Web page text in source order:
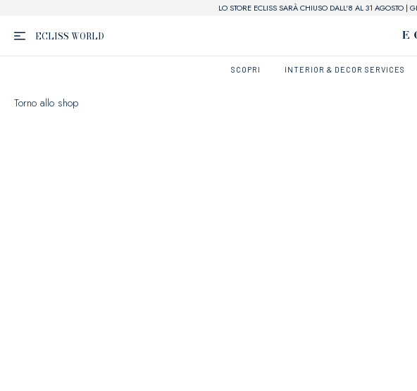
LO STORE ECLISS SARÀ CHIUSO DALL'8 AL 31 AGOSTO |
ECLISS WORLD
SCOPRI INTERIOR & DECOR SERVICES
Torno allo shop